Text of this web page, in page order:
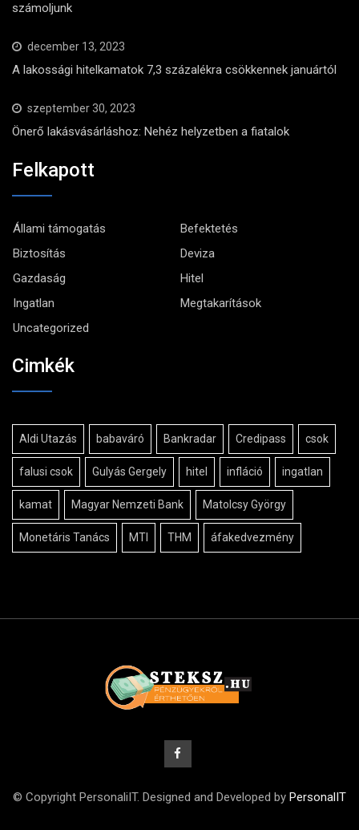
számoljunk
december 13, 2023
A lakossági hitelkamatok 7,3 százalékra csökkennek januártól
szeptember 30, 2023
Önerő lakásvásárláshoz: Nehéz helyzetben a fiatalok
Felkapott
Állami támogatás
Befektetés
Biztosítás
Deviza
Gazdaság
Hitel
Ingatlan
Megtakarítások
Uncategorized
Cimkék
Aldi Utazás babaváró Bankradar Credipass csok
falusi csok Gulyás Gergely hitel infláció ingatlan
kamat Magyar Nemzeti Bank Matolcsy György
Monetáris Tanács MTI THM áfakedvezmény
© Copyright PersonaliIT. Designed and Developed by PersonalIT